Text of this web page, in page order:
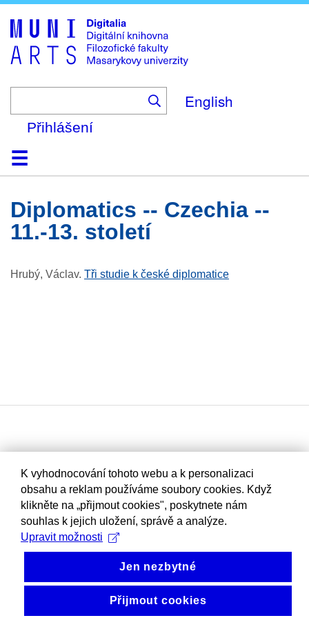
to
main
content
English
Přihlášení
DomůKolekce
Prohlížení
Vyhledávání
O platformě
Nápověda
KontaktDigitalia
diplomatics -- Czechia --
11.-13. století
Hrubý, Václav. Tři studie k české diplomatice
K vyhodnocování tohoto webu a k personalizaci
obsahu a reklam používáme soubory cookies. Když
klikněte na „přijmout cookies", poskytnete nám
souhlas k jejich uložení, správě a analýze.
Upravit možnosti
Jen nezbytné
Přijmout cookies